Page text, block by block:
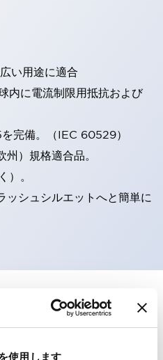
使用します
い用途に適合
内に電流制限用抵抗および
完備。（IEC 60529）
）規格適合品。
）。
シュシルエットへと簡単に